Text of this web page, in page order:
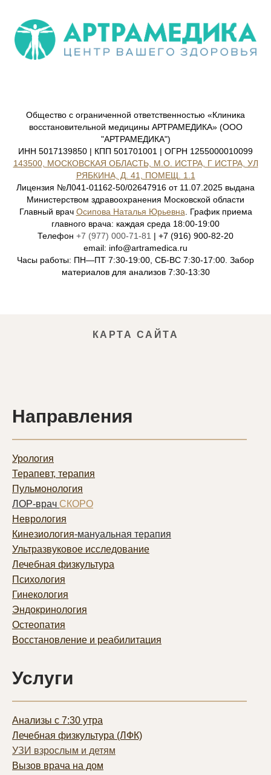
Общество с ограниченной ответственностью «Клиника
восстановительной медицины АРТРАМЕДИКА» (ООО
"АРТРАМЕДИКА")
ИНН 5017139850 | КПП 501701001 | ОГРН 1255000010099
143500, МОСКОВСКАЯ ОБЛАСТЬ, М.О. ИСТРА, Г ИСТРА, УЛ
РЯБКИНА, Д. 41, ПОМЕЩ. 1.1
Лицензия №Л041-01162-50/02647916 от 11.07.2025 выдана
Министерством здравоохранения Московской области
Главный врач Осипова Наталья Юрьевна . График приема
главного врача: каждая среда 18:00-19:00
Телефон +7 (977) 000-71-81 | +7 (916) 900-82-20
email: info@artramedica.ru
Часы работы: ПН—ПТ 7:30-19:00, СБ-ВС 7:30-17:00. Забор
материалов для анализов 7:30-13:30
КАРТА САЙТА
Направления
Урология
Терапевт, терапия
Пульмонология
ЛОР-врач СКОРО
Неврология
Кинезиология-мануальная терапия
Ультразвуковое исследование
Лечебная физкультура
Психология
Гинекология
Эндокринология
Остеопатия
Восстановление и реабилитация
Услуги
Анализы с 7:30 утра
Лечебная физкультура (ЛФК)
УЗИ взрослым и детям
Вызов врача на дом